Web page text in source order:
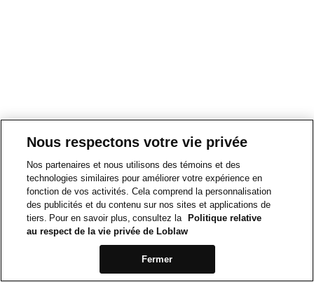
Nous respectons votre vie privée
Nos partenaires et nous utilisons des témoins et des
technologies similaires pour améliorer votre expérience en
fonction de vos activités. Cela comprend la personnalisation
des publicités et du contenu sur nos sites et applications de
tiers. Pour en savoir plus, consultez la
Politique relative
au respect de la vie privée de Loblaw
Fermer